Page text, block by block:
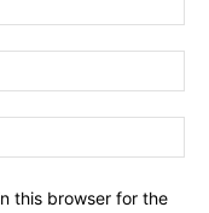
this browser for the